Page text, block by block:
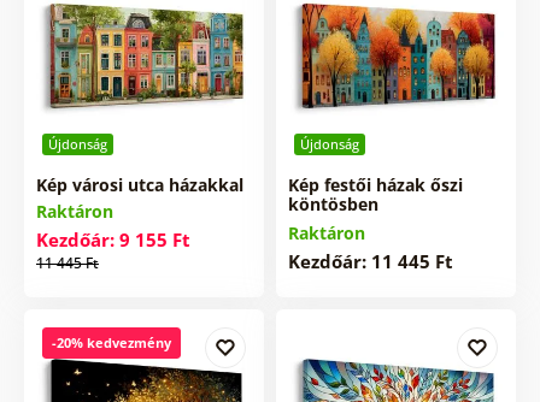
Újdonság
Kép városi utca házakkal
Raktáron
Kezdőár: 9 155 Ft
11 445 Ft
Újdonság
Kép festői házak őszi
köntösben
Raktáron
Kezdőár: 11 445 Ft
-20% kedvezmény